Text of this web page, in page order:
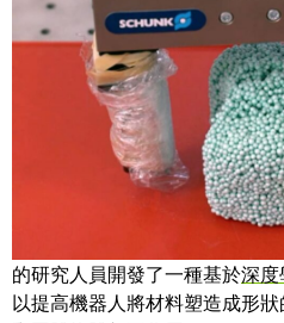
Share
想像一下這樣一個機器人，它
的研究人員開發了一種基於深度
以提高機器人將材料塑造成形